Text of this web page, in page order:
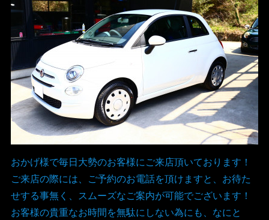
おかげ様で毎日大勢のお客様にご来店頂いております！
ご来店の際には、ご予約のお電話を頂けますと、お待た
せする事無く、スムーズなご案内が可能でございます！
お客様の貴重なお時間を無駄にしない為にも、なにと